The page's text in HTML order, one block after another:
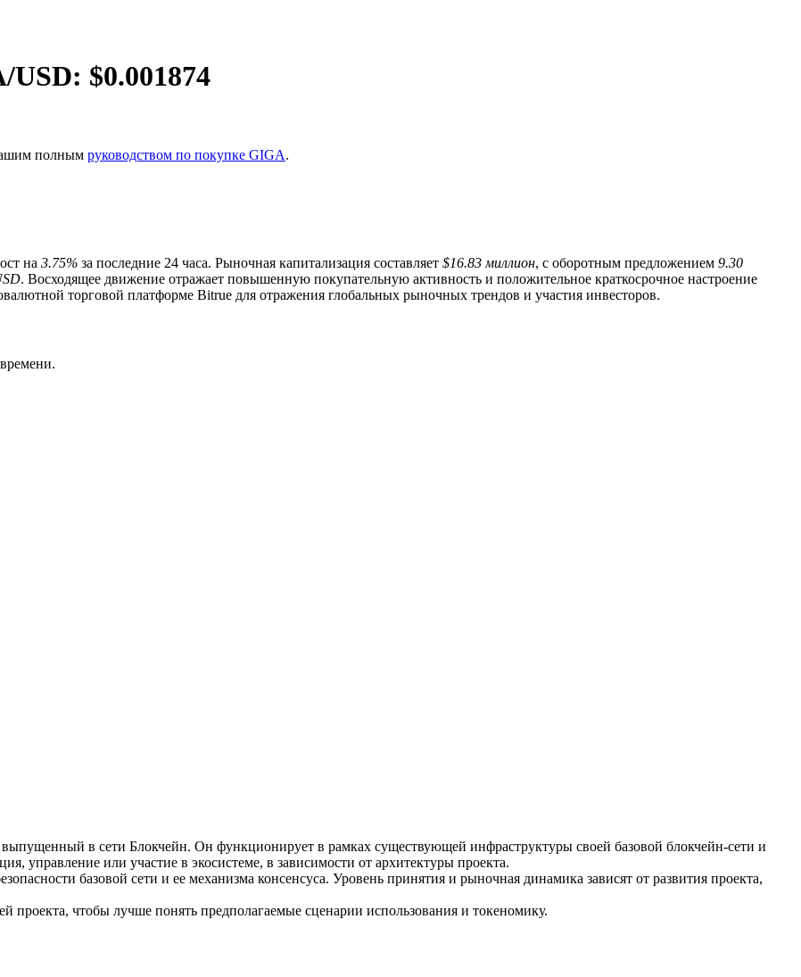
товары
/USD: $0.001874
полным руководством по покупке GIGA.
на 3.75% за последние 24 часа. Рыночная капитализация составляет $16.83 миллион, с оборотным предложением 9.30
. Восходящее движение отражает повышенную покупательную активность и положительное краткосрочное настроение
торговой платформе Bitrue для отражения глобальных рыночных трендов и участия инвесторов.
в сети Блокчейн. Он функционирует в рамках существующей инфраструктуры своей базовой блокчейн-сети и
управление или участие в экосистеме, в зависимости от архитектуры проекта.
базовой сети и ее механизма консенсуса. Уровень принятия и рыночная динамика зависят от развития проекта,
проекта, чтобы лучше понять предполагаемые сценарии использования и токеномику.